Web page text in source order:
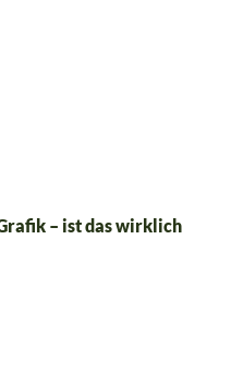
– ist das wirklich